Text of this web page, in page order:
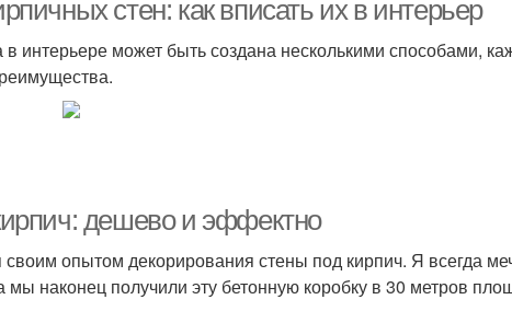
стен: как вписать их в интерьер
в интерьере может быть создана несколькими способами,
дешево и эффектно
своим опытом декорирования стены под кирпич. Я всегда
мы наконец получили эту бетонную коробку в 30 метров